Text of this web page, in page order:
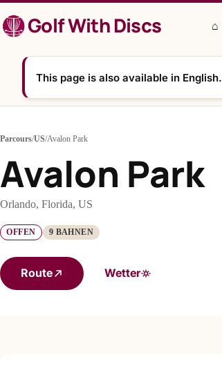
Inhalt
springenGolf With Discs ⌂
This page is also available in English.
Parcours/US/Avalon Park
Avalon Park
Orlando, Florida, US
OFFEN 9 BAHNEN
Route Wetter